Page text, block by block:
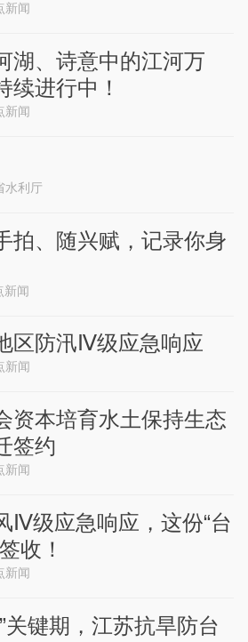
新闻
湖、诗意中的江河万
续进行中！
新闻
水利厅
拍、随兴赋，记录你身
新闻
区防汛Ⅳ级应急响应
新闻
资本培育水土保持生态
签约
新闻
Ⅳ级应急响应，这份“台
收！
新闻
关键期，江苏抗旱防台